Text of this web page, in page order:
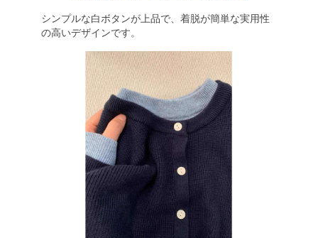
シンプルな白ボタンが上品で、着脱が簡単な実用性
の高いデザインです。